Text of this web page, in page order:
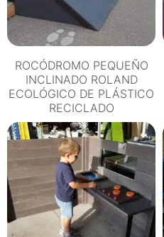
ROCÓDROMO PEQUEÑO
INCLINADO ROLAND
ECOLÓGICO DE PLÁSTICO
RECICLADO